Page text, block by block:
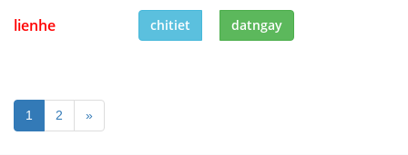
lienhe chitiet datngay
1 2 »